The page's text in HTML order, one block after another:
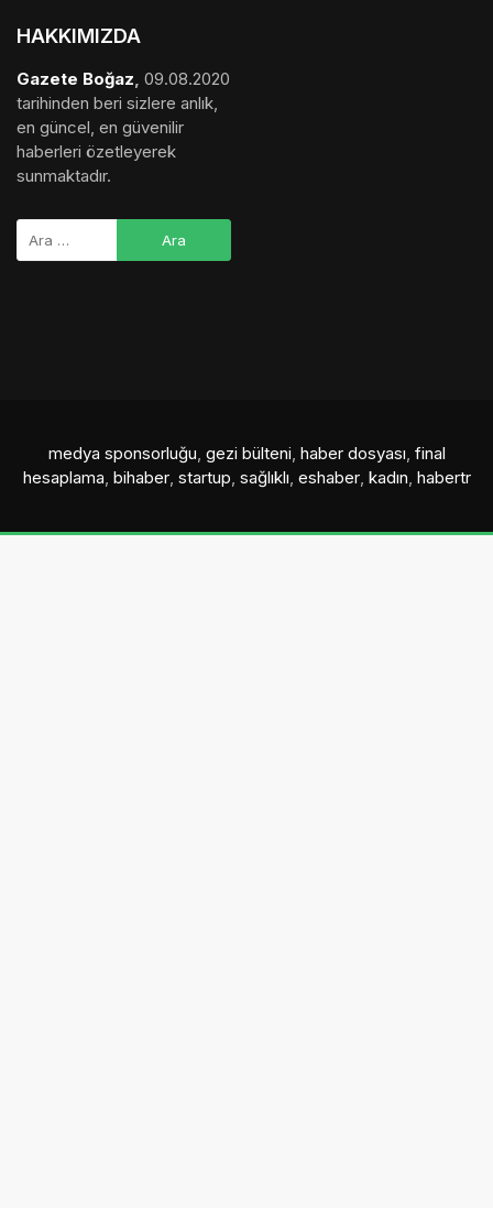
HAKKIMIZDA
Gazete Boğaz, 09.08.2020
tarihinden beri sizlere anlık,
en güncel, en güvenilir
haberleri özetleyerek
sunmaktadır.
medya sponsorluğu, gezi bülteni, haber dosyası, final
hesaplama, bihaber, startup, sağlıklı, eshaber, kadın, habertr